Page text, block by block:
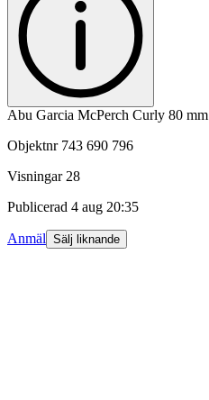
Abu Garcia McPerch Curly 80 mm
Objektnr 743 690 796
Visningar 28
Publicerad 4 aug 20:35
Anmäl Sälj liknande